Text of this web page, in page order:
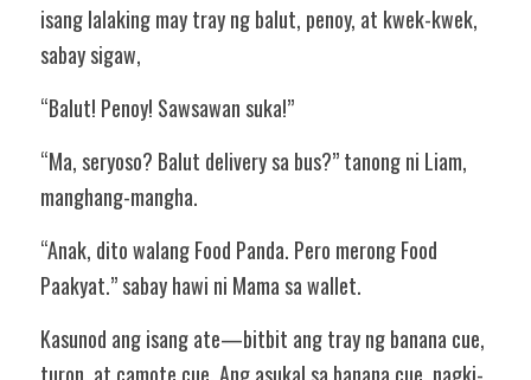
isang lalaking may tray ng balut, penoy, at kwek-kwek,
sabay sigaw,
“Balut! Penoy! Sawsawan suka!”
“Ma, seryoso? Balut delivery sa bus?” tanong ni Liam,
manghang-mangha.
“Anak, dito walang Food Panda. Pero merong Food
Paakyat.” sabay hawi ni Mama sa wallet.
Kasunod ang isang ate—bitbit ang tray ng banana cue,